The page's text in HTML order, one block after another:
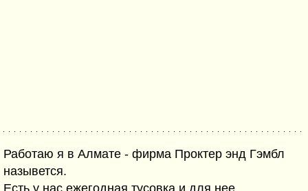
Работаю я в Алмате - фирма Проктер энд Гэмбл
назывется.
Есть у нас ежегодная тусовка и для нее